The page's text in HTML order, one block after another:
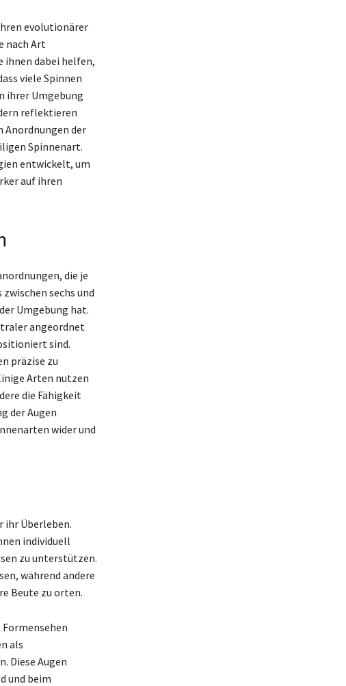
evolutionärer
nach Art
ihnen dabei helfen,
viele Spinnen
ihrer Umgebung
reflektieren
Anordnungen der
Spinnenart.
entwickelt, um
auf ihren
die je
sechs und
Umgebung hat.
angeordnet
sind.
präzise zu
Arten nutzen
die Fähigkeit
der Augen
wider und
ihr Überleben.
individuell
zu unterstützen.
während andere
Beute zu orten.
als
Diese Augen
und beim